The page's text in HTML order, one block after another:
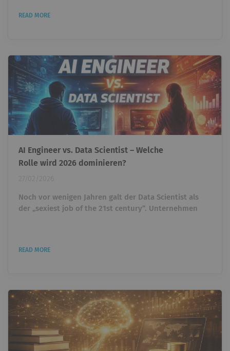
Dashboards entstehen. Prototypen funktionieren im
Notebook....
READ MORE
AI Engineer vs. Data Scientist – Welche
Rolle wird 2026 dominieren?
Noch vor wenigen Jahren galt der Data Scientist als
der „sexiest job of the 21st century“. Unternehmen
paar ML-Projekte vorweisen konnte, war heiß begehrt.
READ MORE